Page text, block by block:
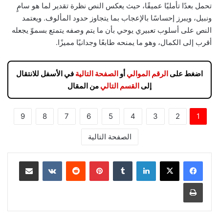
تحمل بعدًا تأمليًا عميقًا، حيث يعكس النص نظرة تقدير لما هو سامٍ
ونبيل، ويبرز إحساسًا بالإعجاب بما يتجاوز حدود المألوف. ويعتمد
النص على أسلوب تعبيري يوحي بأن ما يتم وصفه يتمتع بسموّ يجعله
أقرب إلى الكمال، وهو ما يمنحه طابعًا وجدانيًا مميزًا.
اضغط على الرقم الموالي أو الصفحة التالية في الأسفل للانتقال
إلى القسم التالي من المقال
1
2
3
4
5
6
7
8
9
الصفحة التالية
لينكدإن بينتيريست مشاركة عبر البريد
طباعة